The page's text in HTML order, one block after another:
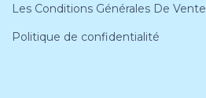
Les Conditions Générales De Vente
Politique de confidentialité